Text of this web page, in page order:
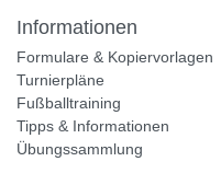
Informationen
Formulare & Kopiervorlagen
Turnierpläne
Fußballtraining
Tipps & Informationen
Übungssammlung